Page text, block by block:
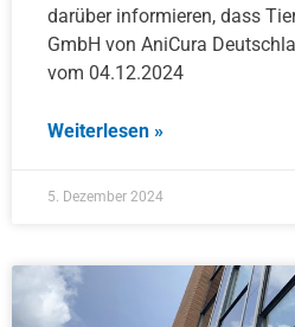
darüber informieren, dass
GmbH von AniCura
vom 04.12.2024
Weiterlesen »
5. Dezember 2024